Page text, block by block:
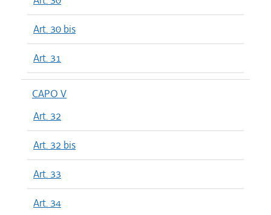
Art. 30 bis
Art. 31
CAPO V
Art. 32
Art. 32 bis
Art. 33
Art. 34